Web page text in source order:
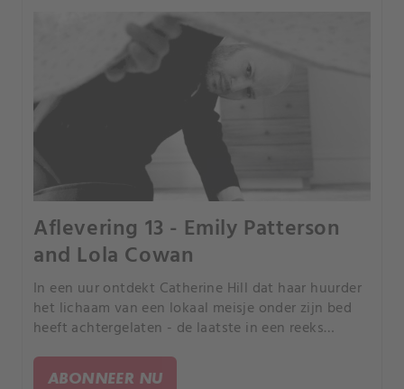
Aflevering 13 - Emily Patterson
and Lola Cowan
In een uur ontdekt Catherine Hill dat haar huurder
het lichaam van een lokaal meisje onder zijn bed
heeft achtergelaten - de laatste in een reeks
die in de kranten de Gorilla Man wordt genoemd.
ABONNEER NU